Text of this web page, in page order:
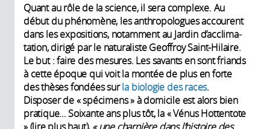
Quant au rôle de la science, il sera ­complexe. Au
début du phénomène, les anthropologues accourent
dans les expositions, notamment au Jardin d’acclima­
tation, dirigé par le naturaliste Geoffroy Saint-Hilaire.
Le but : faire des mesures. Les savants en sont friands
à cette époque qui voit la montée de plus en forte
des thèses fondées surla biologie des races.
Disposer de « spécimens » à domicile est alors bien
pratique… Soixante ans plus tôt, la « Vénus Hottentote